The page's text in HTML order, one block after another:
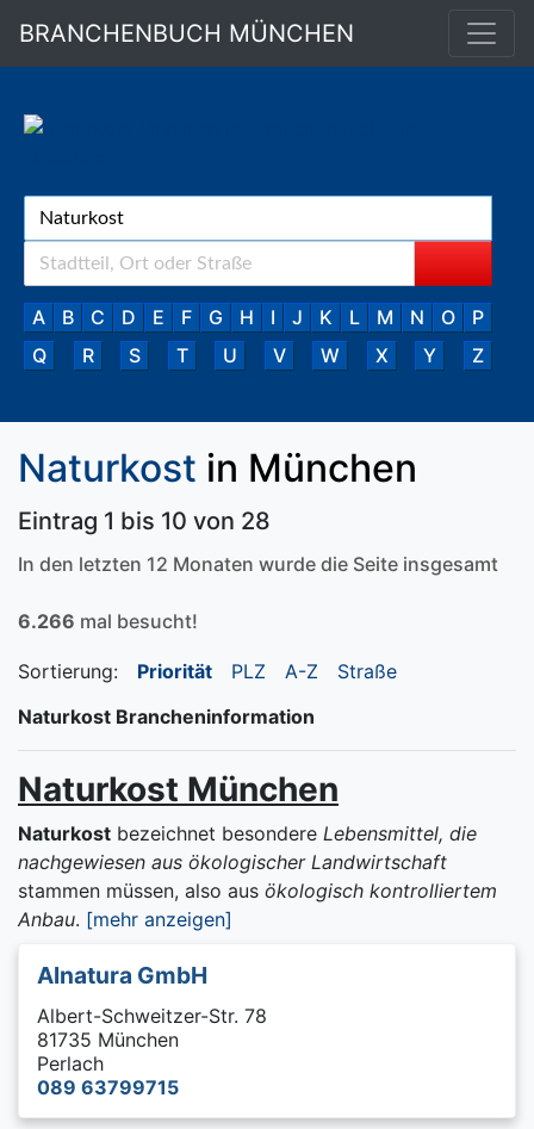
BRANCHENBUCH MÜNCHEN
A B C D E F G H I J K L M N O
P
Q
R S T U V W X Y Z
Naturkost in München
Eintrag 1 bis 10 von 28
In den letzten 12 Monaten wurde die Seite insgesamt
6.266 mal besucht!
Sortierung: Priorität PLZ A-Z
Straße
Naturkost Brancheninformation
Naturkost München
Naturkost bezeichnet besondere Lebensmittel, die
nachgewiesen aus ökologischer Landwirtschaft
stammen müssen, also aus ökologisch kontrolliertem
Anbau. [mehr anzeigen]
Alnatura GmbH
Albert-Schweitzer-Str. 78
81735 München
Perlach
089 63799715